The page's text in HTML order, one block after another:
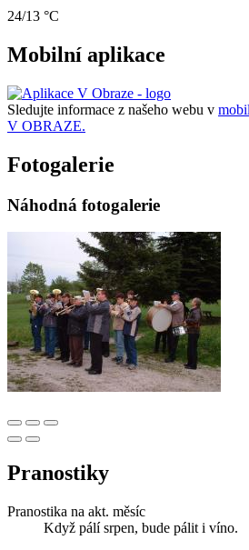
24/13 °C
Mobilní aplikace
Sledujte informace z našeho webu v
V OBRAZE.
Fotogalerie
Náhodná fotogalerie
Pranostiky
Pranostika na akt. měsíc
Když pálí srpen, bude pálit i víno.